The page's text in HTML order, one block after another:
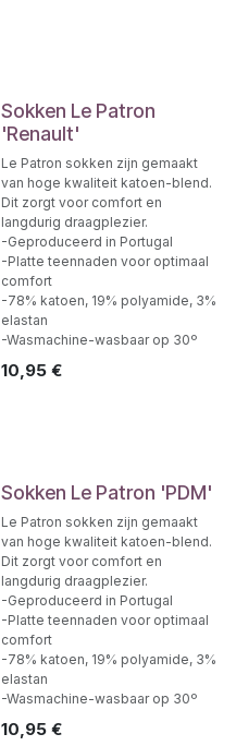
Sokken Le Patron
'Renault'
Le Patron sokken zijn gemaakt
van hoge kwaliteit katoen-blend.
Dit zorgt voor comfort en
langdurig draagplezier.
-Geproduceerd in Portugal
-Platte teennaden voor optimaal
comfort
-78% katoen, 19% polyamide, 3%
elastan
-Wasmachine-wasbaar op 30º
10,95€
Sokken Le Patron 'PDM'
Le Patron sokken zijn gemaakt
van hoge kwaliteit katoen-blend.
Dit zorgt voor comfort en
langdurig draagplezier.
-Geproduceerd in Portugal
-Platte teennaden voor optimaal
comfort
-78% katoen, 19% polyamide, 3%
elastan
-Wasmachine-wasbaar op 30º
10,95€